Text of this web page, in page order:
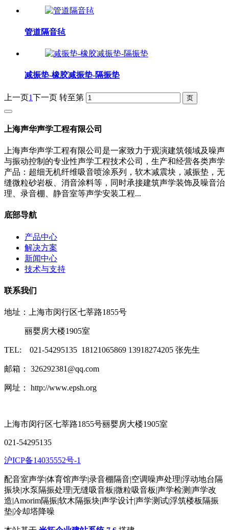
管道隔音毡
减振垫-橡胶减振垫-隔振垫
上一页1下一页 转至第
上海声华声学工程有限公司
上海声华声学工程有限公司是一家致力于观演建筑领域及噪声
与振动控制的专业性声学工程技术公司，生产和经营各类声学
产品：超细无机纤维吸音喷涂系列，软木减震块，减振垫，无
缝微粒砂岩板、消音涂料等，同时承接建筑声学装饰及噪音治
理、录音棚、静音室等声学安装工程...
底部导航
产品中心
解决方案
新闻中心
技术与支持
联系我们
地址：上海市闵行区七莘路1855号
丽婴房大楼1905室
TEL: 021-54295135 18121065869 13918274205 张先生
邮箱： 326292381@qq.com
网址： http://www.epsh.org
上海市闵行区七莘路1855号丽婴房大楼1905室
021-54295135
沪ICP备14035552号-1
配音室声学|体育馆声学|录音棚隔音|空调噪声处理|浮动地台隔
振块|水泵隔振处理|无缝吸音板|微粒吸音板|声学检测|声学改
造|Amorim隔振|软木隔振块|声学设计|声学测试|浮筑楼板隔振
垫|冷却塔降噪